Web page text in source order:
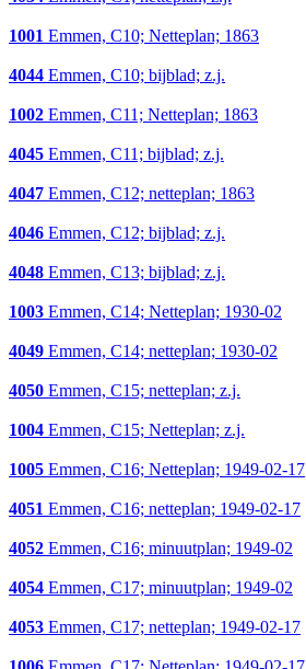
1001 Emmen, C10; Netteplan; 1863
4044 Emmen, C10; bijblad; z.j.
1002 Emmen, C11; Netteplan; 1863
4045 Emmen, C11; bijblad; z.j.
4047 Emmen, C12; netteplan; 1863
4046 Emmen, C12; bijblad; z.j.
4048 Emmen, C13; bijblad; z.j.
1003 Emmen, C14; Netteplan; 1930-02
4049 Emmen, C14; netteplan; 1930-02
4050 Emmen, C15; netteplan; z.j.
1004 Emmen, C15; Netteplan; z.j.
1005 Emmen, C16; Netteplan; 1949-02-17
4051 Emmen, C16; netteplan; 1949-02-17
4052 Emmen, C16; minuutplan; 1949-02
4054 Emmen, C17; minuutplan; 1949-02
4053 Emmen, C17; netteplan; 1949-02-17